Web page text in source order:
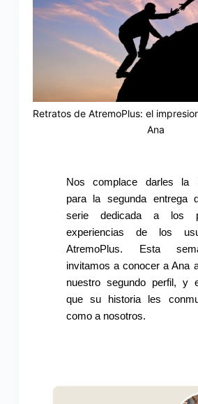
Retratos de AtremoPlus: el
Ana
Nos complace darles la
para la segunda entrega
serie dedicada a los
experiencias de los
AtremoPlus. Esta
invitamos a conocer a Ana
nuestro segundo perfil, y
que su historia les
como a nosotros.